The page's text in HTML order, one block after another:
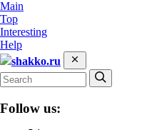
Main
Top
Interesting
Help
shakko.ru
Follow us: